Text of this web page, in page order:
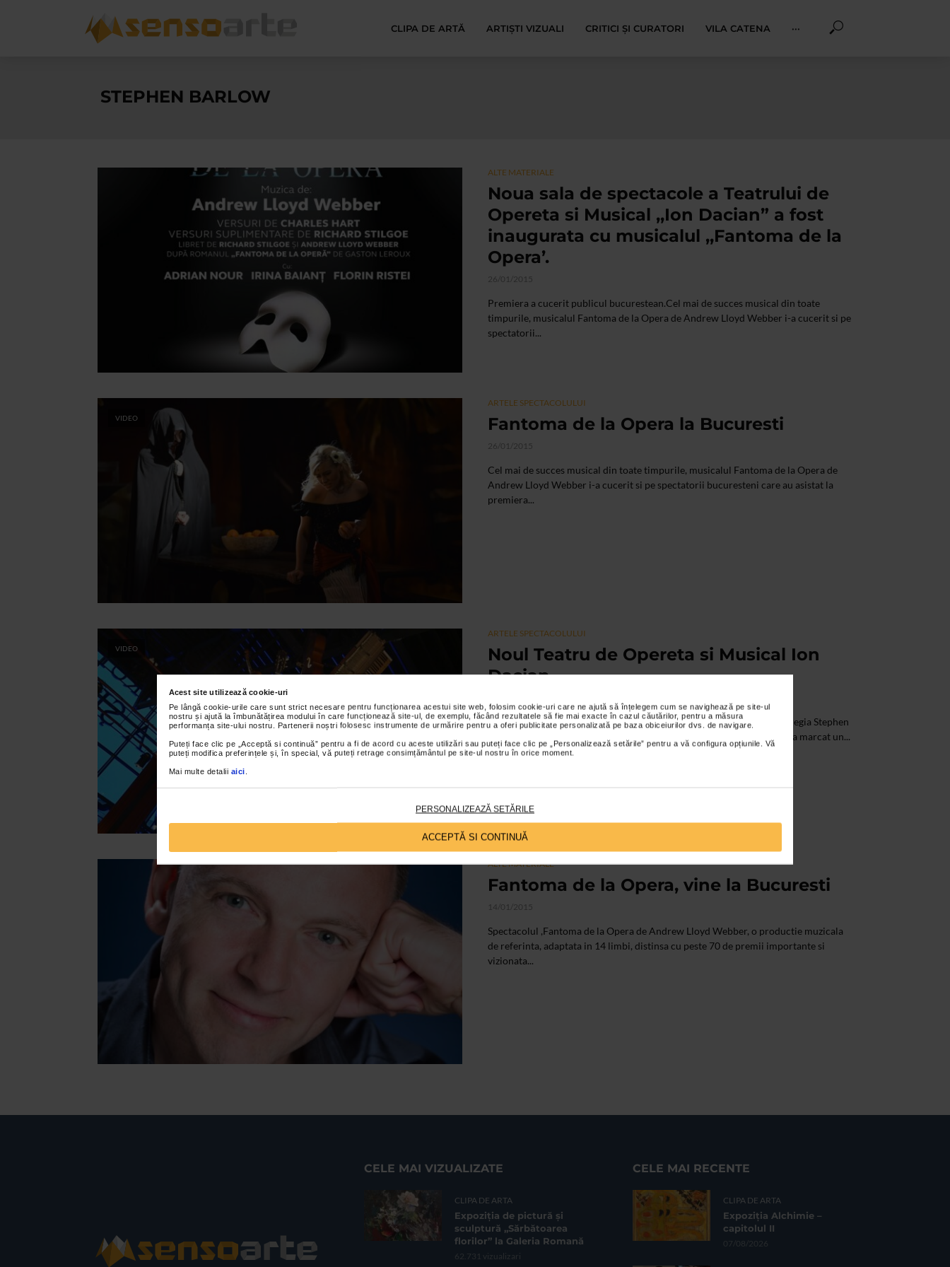
Acest site utilizează cookie-uri
Pe lângă cookie-urile care sunt strict necesare pentru funcționarea acestui site web, folosim cookie-uri care ne ajută să înțelegem cum se navighează pe site-ul
nostru și ajută la îmbunătățirea modului în care funcționează site-ul, de exemplu, făcând rezultatele să fie mai exacte în cazul căutărilor, pentru a măsura
performanța site-ului nostru. Partenerii noștri folosesc instrumente de urmărire pentru a oferi publicitate personalizată pe baza obiceiurilor dvs. de navigare.
Puteți face clic pe „Acceptă si continuă” pentru a fi de acord cu aceste utilizări sau puteți face clic pe „Personalizează setările” pentru a vă configura opțiunile. Vă
puteți modifica preferințele și, în special, vă puteți retrage consimțământul pe site-ul nostru în orice moment.
Mai multe detalii aici
PERSONALIZEAZĂ SETĂRILE
ACCEPTĂ SI CONTINUĂ
CLIPA DE ARTĂ ARTIȘTI VIZUALI CRITICI ȘI CURATORI VILA CATENA ···
STEPHEN BARLOW
ALTE MATERIALE
Noua sala de spectacole a Teatrului de
Opereta si Musical ,,Ion Dacian” a fost
inaugurata cu musicalul ,,Fantoma de la
Opera’.
26/01/2015
Premiera a cucerit publicul bucurestean.Cel mai de succes musical din toate
timpurile, musicalul Fantoma de la Opera de Andrew Lloyd Webber i-a cucerit si pe
spectatorii...
VIDEO
ARTELE SPECTACOLULUI
Fantoma de la Opera la Bucuresti
26/01/2015
Cel mai de succes musical din toate timpurile, musicalul Fantoma de la Opera de
Andrew Lloyd Webber i-a cucerit si pe spectatorii bucuresteni care au asistat la
premiera...
VIDEO
ARTELE SPECTACOLULUI
Noul Teatru de Opereta si Musical Ion
Dacian
Premiera oficiala cu ,Fantoma de la Opera de Andrew Lloyd Webber (regia Stephen
Barlow), unul dintre cele mai de succes musicaluri din toate timpurile a marcat un...
ALTE MATERIALE
Fantoma de la Opera, vine la Bucuresti
14/01/2015
Spectacolul ,Fantoma de la Opera de Andrew Lloyd Webber, o productie muzicala
de referinta, adaptata in 14 limbi, distinsa cu peste 70 de premii importante si
vizionata...
CELE MAI VIZUALIZATE
CLIPA DE ARTA
Expoziția de pictură și
sculptură „Sărbătoarea
florilor” la Galeria Romană
62.731 vizualizari
CELE MAI RECENTE
CLIPA DE ARTA
Expoziția Alchimie –
capitolul II
07/08/2026